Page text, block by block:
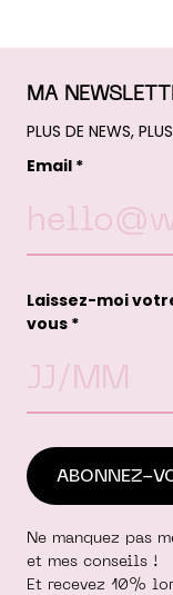
MA
PLUS DE NEWS,
Email *
Laissez-moi
vous *
Ne manquez pas
et mes conseils !
Et recevez 10%